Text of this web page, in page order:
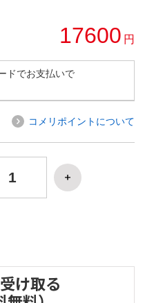
17600 円
ドでお支払いで
コメリポイントについて
け取る